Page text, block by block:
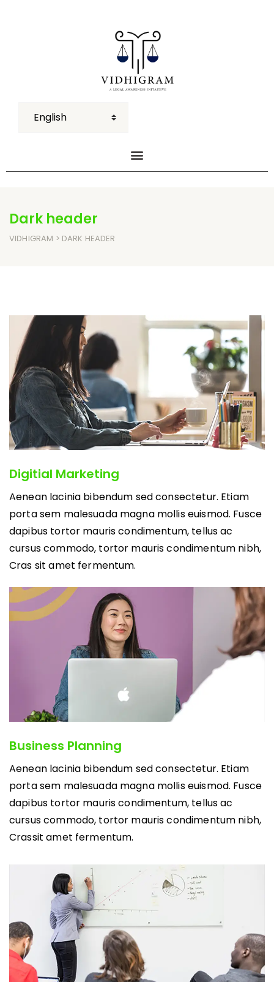
Dark header
VIDHIGRAM > DARK HEADER
Digitial Marketing
Aenean lacinia bibendum sed consectetur. Etiam
porta sem malesuada magna mollis euismod. Fusce
dapibus tortor mauris condimentum, tellus ac
cursus commodo, tortor mauris condimentum nibh,
Cras sit amet fermentum.
Business Planning
Aenean lacinia bibendum sed consectetur. Etiam
porta sem malesuada magna mollis euismod. Fusce
dapibus tortor mauris condimentum, tellus ac
cursus commodo, tortor mauris condimentum nibh,
Crassit amet fermentum.